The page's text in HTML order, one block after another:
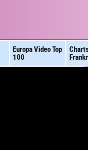
Europa VideoTop
100